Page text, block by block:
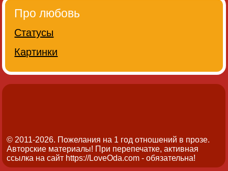
Про любовь
Статусы
Картинки
© 2011-2026. Пожелания на 1 год отношений в прозе.
Авторские материалы! При перепечатке, активная
ссылка на сайт https://LoveOda.com - обязательна!